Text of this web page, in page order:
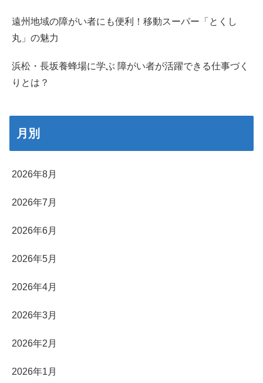
遠州地域の障がい者にも便利！移動スーパー「とくし
丸」の魅力
浜松・長坂養蜂場に学ぶ 障がい者が活躍できる仕事づく
りとは？
月別
2026年8月
2026年7月
2026年6月
2026年5月
2026年4月
2026年3月
2026年2月
2026年1月